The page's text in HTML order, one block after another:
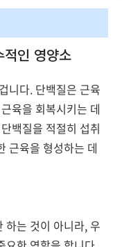
인 영양소
니다. 단백질은 근육
육을 회복시키는 데
백질을 적절히 섭취
근육을 형성하는 데
하는 것이 아니라, 우